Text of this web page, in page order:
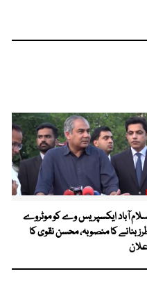
آباد ایکسپریس وے کو موٹروے
بنانے کا منصوبہ، محسن نقوی کا